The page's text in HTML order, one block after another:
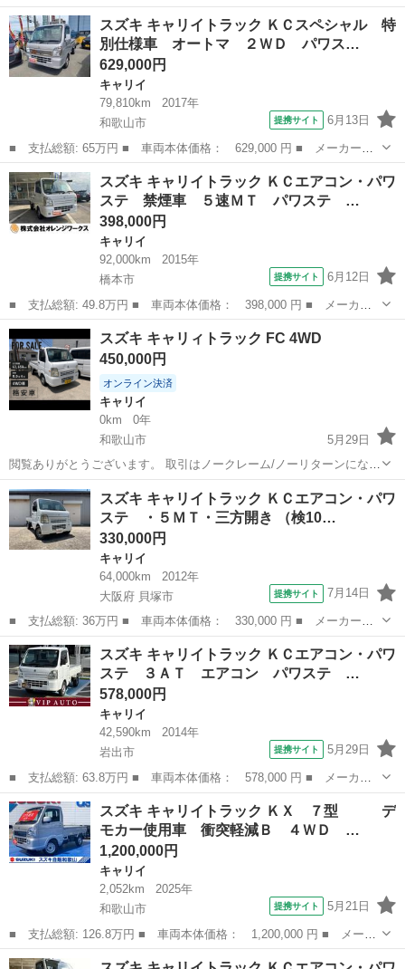
名： スズキ ■ 車種名： キャリイトラック ■ グレード名： Ｋ
Ｃエアコン・パワステ ５速 エアコン パワステ 車検整備付き
修復歴なし 走行...
和歌山 和歌山市 キャリイ
スズキ キャリイトラック ＫＣスペシャル 特
別仕様車 オートマ ２ＷＤ パワス…
629,000円
キャリイ
79,810km
2017年
和歌山市
提携サイト 6月13日
■ 支払総額: 65万円 ■ 車両本体価格： 629,000 円 ■ メーカー
名： スズキ ■ 車種名： キャリイトラック ■ グレード名： Ｋ
Ｃスペシャル 特別仕様車 オートマ ２ＷＤ パワステ パワーウ
インドウ 集中ド...
和歌山 和歌山市 キャリイ
スズキ キャリイトラック ＫＣエアコン・パワ
ステ 禁煙車 ５速ＭＴ パワステ …
398,000円
キャリイ
92,000km
2015年
橋本市
提携サイト 6月12日
■ 支払総額: 49.8万円 ■ 車両本体価格： 398,000 円 ■ メーカー
名： スズキ ■ 車種名： キャリイトラック ■ グレード名： Ｋ
Ｃエアコン・パワステ 禁煙車 ５速ＭＴ パワステ エアコン・ク
ーラー 走行...
和歌山 橋本市 キャリイ
スズキ キャリィトラック FC 4WD
450,000円
オンライン決済
キャリイ
0km
0年
和歌山市
5月29日
閲覧ありがとうございます。 取引はノークレーム/ノーリターンになり
ます ▪️平成24年式8月 ▪️DA65T ▪️スズキキャリィトラックFC 4WD ▪️スペ
リアホワイト カラーナンバー26U ▪️燃料.レギュラーガソ...
和歌山 和歌山市 キャリイ
スズキ キャリイトラック ＫＣエアコン・パワ
ステ ・５ＭＴ・三方開き （検10…
330,000円
キャリイ
64,000km
2012年
大阪府 貝塚市
提携サイト 7月14日
■ 支払総額: 36万円 ■ 車両本体価格： 330,000 円 ■ メーカー
名： スズキ ■ 車種名： キャリイトラック ■ グレード名： Ｋ
Ｃエアコン・パワステ ・５ＭＴ・三方開き ■ 排気量： 660cc ■
ドア枚...
大阪 貝塚市 キャリイ
スズキ キャリイトラック ＫＣエアコン・パワ
ステ ３ＡＴ エアコン パワステ …
578,000円
キャリイ
42,590km
2014年
岩出市
提携サイト 5月29日
■ 支払総額: 63.8万円 ■ 車両本体価格： 578,000 円 ■ メーカー
名： スズキ ■ 車種名： キャリイトラック ■ グレード名： Ｋ
Ｃエアコン・パワステ ３ＡＴ エアコン パワステ ＥＴＣ エア
バッグ ＡＭ...
和歌山 岩出市 キャリイ
スズキ キャリイトラック ＫＸ ７型 デ
モカー使用車 衝突軽減Ｂ ４ＷＤ …
1,200,000円
キャリイ
2,052km
2025年
和歌山市
提携サイト 5月21日
■ 支払総額: 126.8万円 ■ 車両本体価格： 1,200,000 円 ■ メーカ
ー名： スズキ ■ 車種名： キャリイトラック ■ グレード名：
和歌山 キャリイ